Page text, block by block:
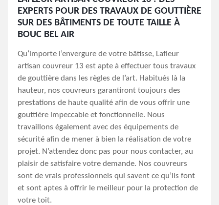
EXPERTS POUR DES TRAVAUX DE GOUTTIÈRE
SUR DES BÂTIMENTS DE TOUTE TAILLE À
BOUC BEL AIR
Qu’importe l’envergure de votre bâtisse, Lafleur
artisan couvreur 13 est apte à effectuer tous travaux
de gouttière dans les règles de l’art. Habitués là la
hauteur, nos couvreurs garantiront toujours des
prestations de haute qualité afin de vous offrir une
gouttière impeccable et fonctionnelle. Nous
travaillons également avec des équipements de
sécurité afin de mener à bien la réalisation de votre
projet. N’attendez donc pas pour nous contacter, au
plaisir de satisfaire votre demande. Nos couvreurs
sont de vrais professionnels qui savent ce qu’ils font
et sont aptes à offrir le meilleur pour la protection de
votre toit.